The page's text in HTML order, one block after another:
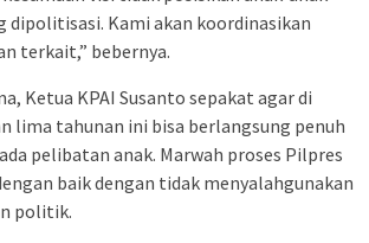
dipolitisasi. Kami akan koordinasikan
terkait,” bebernya.
Ketua KPAI Susanto sepakat agar di
lima tahunan ini bisa berlangsung penuh
pelibatan anak. Marwah proses Pilpres
baik dengan tidak menyalahgunakan
politik.